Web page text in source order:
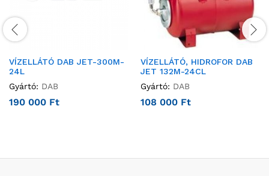
VÍZELLÁTÓ DAB JET-300M-
24L
Gyártó: DAB
190 000 Ft
VÍZELLÁTÓ, HIDROFOR DAB
JET 132M-24CL
Gyártó: DAB
108 000 Ft